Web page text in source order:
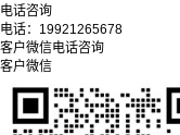
电话咨询
电话： 19921265678
客户微信电话咨询
客户微信